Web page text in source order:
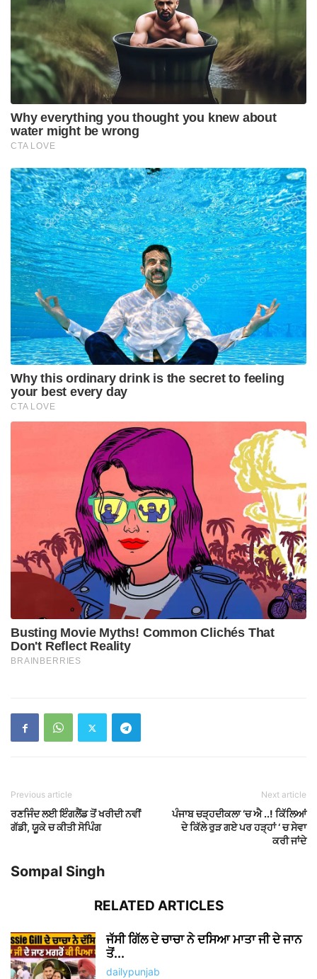
Previous article
ਰਣਜਿੰਦ ਲਈ ਇੰਗਲੈਂਡ ਤੋਂ ਖਰੀਦੀ ਨਵੀਂ
ਗੱਡੀ, ਯੂਕੇ ਚ ਕੀਤੀ ਸੋਪਿੰਗ
Next article
ਪੰਜਾਬ ਚੜ੍ਹਦੀਕਲਾ ‘ਚ ਐ ..! ਕਿੱਲਿਆਂ
ਦੇ ਕਿੱਲੇ ਰੁੜ ਗਏ ਪਰ ਹੜ੍ਹਾਂ ‘ ਚ ਸੇਵਾ
ਕਰੀ ਜਾਂਦੇ
Sompal Singh
RELATED ARTICLES
ਜੱਸੀ ਗਿੱਲ ਦੇ ਚਾਚਾ ਨੇ ਦਸਿਆ ਮਾਤਾ ਜੀ ਦੇ ਜਾਨ
ਤੋਂ...
dailypunjab